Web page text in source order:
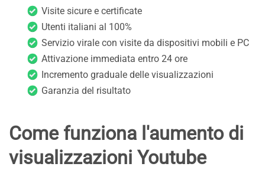
Visite sicure e certificate
Utenti italiani al 100%
Servizio virale con visite da dispositivi mobili e PC
Attivazione immediata entro 24 ore
Incremento graduale delle visualizzazioni
Garanzia del risultato
Come funziona l'aumento di
visualizzazioni Youtube